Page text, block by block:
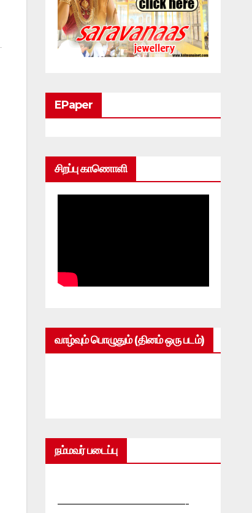
EPaper
சிறப்பு காணொளி
வாழ்வும் பொழுதும் (தினம் ஒரு படம்)
நம்மவர் படைப்பு
—————————————-